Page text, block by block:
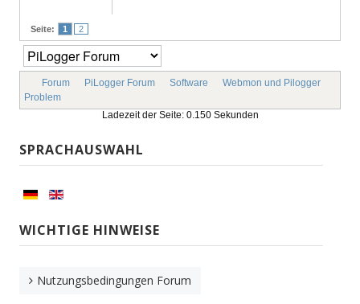
Seite: 1 2
Forum PiLogger Forum Software
Webmon und Pilogger
Problem
Ladezeit der Seite: 0.150 Sekunden
SPRACHAUSWAHL
WICHTIGE HINWEISE
Nutzungsbedingungen Forum